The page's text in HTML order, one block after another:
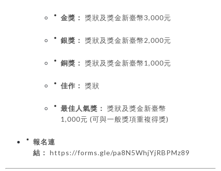
金獎： 獎狀及獎金新臺幣3,000元
銀獎： 獎狀及獎金新臺幣2,000元
銅獎： 獎狀及獎金新臺幣1,000元
佳作： 獎狀
最佳人氣獎： 獎狀及獎金新臺幣
1,000元 (可與一般獎項重複得獎)
報名連
結： https://forms.gle/pa8N5WhjYjRBPMz89